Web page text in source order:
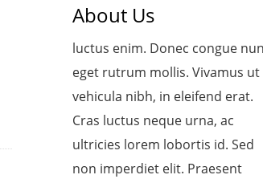
About Us
luctus enim. Donec congue
eget rutrum mollis. Vivamus ut
vehicula nibh, in eleifend erat.
Cras luctus neque urna, ac
ultricies lorem lobortis id. Sed
non imperdiet elit. Praesent